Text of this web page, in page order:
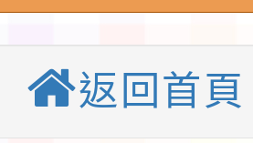
辦理後續甄選)
要點」1份
一案
市補助參觀特色
動實施計畫」
校安中心白海豚
返回首頁